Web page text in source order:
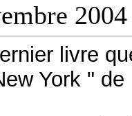
livre
York "